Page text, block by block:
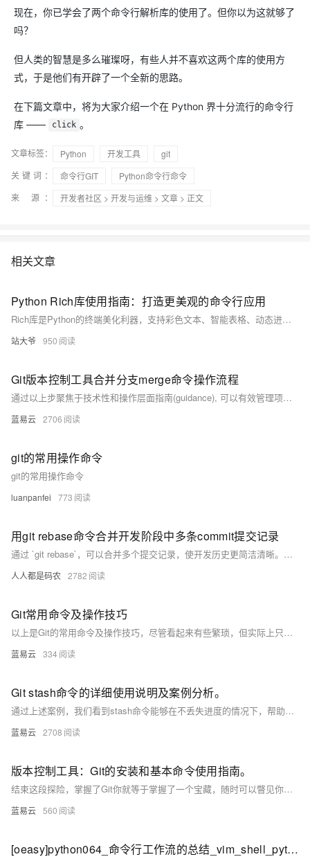
现在，你已学会了两个命令行解析库的使用了。但你以为这就够了
吗？
但人类的智慧是多么璀璨呀，有些人并不喜欢这两个库的使用方
式，于是他们有开辟了一个全新的思路。
在下篇文章中，将为大家介绍一个在 Python 界十分流行的命令行
库 ——
click 。
文章标签： Python 开发工具
git
关键词：
命令行GIT
Python命令行命令
来 源：
开发者社区 > 开发与运维 > 文章 > 正文
相关文章
Python Rich库使用指南：打造更美观的命令行应用
Rich库是Python的终端美化利器，支持彩色文本、智能表格、动态进度条和语法高亮，大幅提升命令行应用的可视化效果与用户体验。
站大爷 950
Git版本控制工具合并分支merge命令操作流程
通过以上步聚焦于技术性和操作层面指南(guidance), 可以有效管理项目版本控制(version control), 并促进团队协作(collaboration).
蓝易云 2706
git的常用操作命令
git的常用操作命令
luanpanfei 773
用git rebase命令合并开发阶段中多条commit提交记录
通过 `git rebase`，可以合并多个提交记录，使开发历史更简洁清晰。操作分为 6 步：查看提交历史 (`git log --oneline`)、设置需合并的提交数 (`git rebase -i HEAD~N`)、修改动作标识为 `s`（squash）、保存退出编辑、调整提交信息、强制推送至远程仓库 (`git push -f`)。此方法适合清理本地无关提交，但若有团队协作或冲突风险，需谨慎使用以避免问题。
人人都是码农 2782
Git常用命令及操作技巧
以上是Git的常用命令及操作技巧，尽管看起来有些繁琐，但实际上只要花费一些时间进行实践，您将很快熟练掌握。随着使用熟练度的提高，您会发现Git对项目管理和协同工作的强大帮助。
蓝易云 334
Git stash命令的详细使用说明及案例分析。
通过上述案例，我们看到stash命令能够在不丢失进度的情况下，帮助开发者临时切换开发上下文，这在处理多个任务或紧急bug时特别有用。正确使用Git stash可以大大提高开发的灵活性和效率。
蓝易云 2708
版本控制工具：Git的安装和基本命令使用指南。
结束这段探险，掌握了Git你就等于掌握了一个宝藏，随时可以瞥见你的编程历程，轻松面对日后的挑战。Git，无疑是编程者的强大武器，开始你的Git探险之旅吧！
蓝易云 560
[oeasy]python064_命令行工作流的总结_vim_shell_python